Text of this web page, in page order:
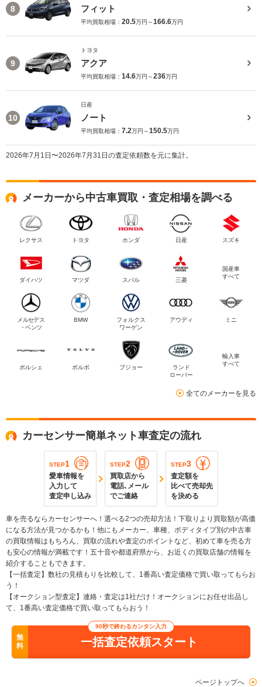
8 フィット
平均買取相場： 20.5万円～166.6万円
9
トヨタ
アクア
平均買取相場： 14.6万円～236万円
10
日産
ノート
平均買取相場： 7.2万円～150.5万円
2026年7月1日〜2026年7月31日の査定依頼数を元に集計。
メーカーから中古車買取・査定相場を調べる
レクサス トヨタ ホンダ 日産 スズキ
ダイハツ マツダ スバル 三菱
国産車
すべて
メルセデス
・ベンツ
BMW
フォルクス
ワーゲン
アウディ ミニ
ポルシェ ボルボ プジョー
ランド
ローバー
輸入車
すべて
全てのメーカーを見る
カーセンサー簡単ネット車査定の流れ
STEP1
愛車情報を
入力して
査定申し込み
STEP2
買取店から
電話､メール
でご連絡
STEP3
査定額を
比べて売却先
を決める
車を売るならカーセンサーへ！選べる2つの売却方法！下取りより買取額が高価
になる方法が見つかるかも！他にもメーカー、車種、ボディタイプ別の中古車
の買取情報はもちろん、買取の流れや査定のポイントなど、初めて車を売る方
も安心の情報が満載です！五十音や都道府県から、お近くの買取店舗の情報を
紹介することもできます。
【一括査定】数社の見積もりを比較して、1番高い査定価格で買い取ってもらお
う！
【オークション型査定】連絡・査定は1社だけ！オークションにお任せ出品し
て、1番高い査定価格で買い取ってもらおう！
無
料
90秒で終わるカンタン入力
一括査定依頼スタート
ページトップへ